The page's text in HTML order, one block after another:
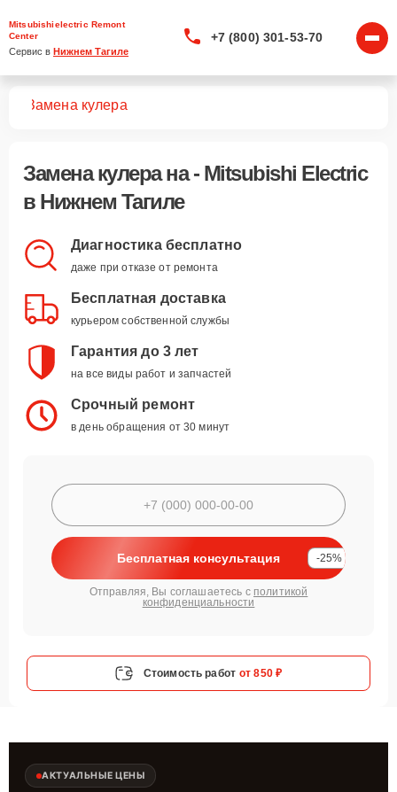
Mitsubishielectric Remont
Center
Сервис в Нижнем Тагиле
+7 (800) 301-53-70
Замена кулера
Замена кулерана - Mitsubishi Electric
в Нижнем Тагиле
Диагностика бесплатно
даже при отказе от ремонта
Бесплатная доставка
курьером собственной службы
Гарантия до 3 лет
на все виды работ и запчастей
Срочный ремонт
в день обращения от 30 минут
Бесплатная консультация -25%
Отправляя, Вы соглашаетесь с политикой
конфиденциальности
Стоимость работ от 850 ₽
АКТУАЛЬНЫЕ ЦЕНЫ